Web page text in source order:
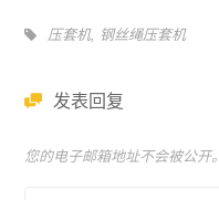
压套机 钢丝绳压套机
发表回复
您的电子邮箱地址不会被公开。